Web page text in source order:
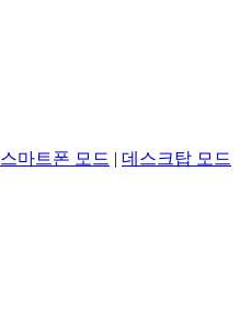
스마트폰 모드 | 데스크탑 모드